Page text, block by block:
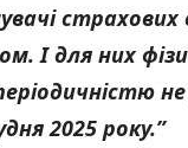
І для них
2025 року.”